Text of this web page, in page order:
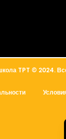
TPT © 2024.